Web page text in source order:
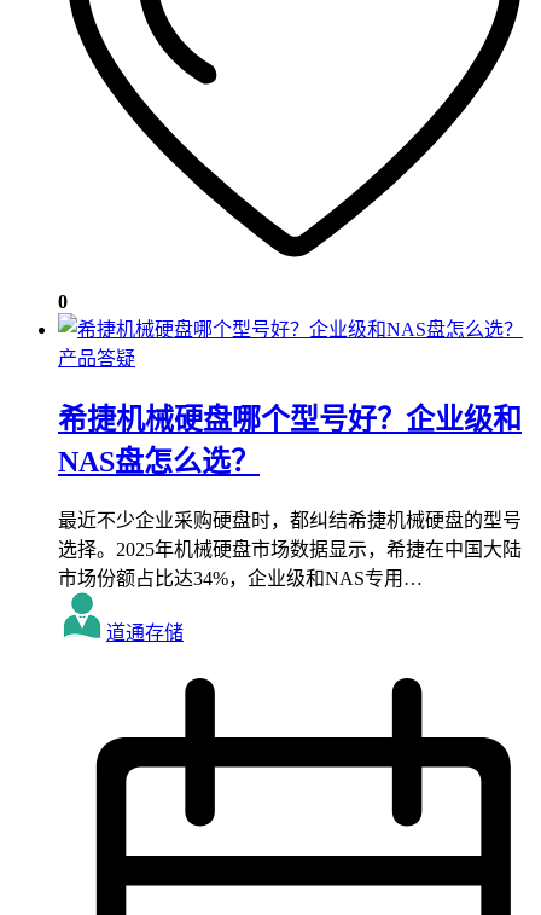
0
产品答疑
希捷机械硬盘哪个型号好？企业级和
NAS盘怎么选？
最近不少企业采购硬盘时，都纠结希捷机械硬盘的型号
选择。2025年机械硬盘市场数据显示，希捷在中国大陆
市场份额占比达34%，企业级和NAS专用…
道通存储